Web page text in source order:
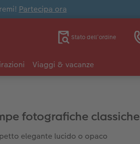
Partecipa ora
Stato dell’ordine
Viaggi & vacanze
fotografiche classiche
elegante lucido o opaco